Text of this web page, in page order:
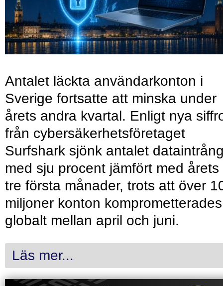
Antalet läckta användarkonton i
Sverige fortsatte att minska under
årets andra kvartal. Enligt nya
från cybersäkerhetsföretaget
Surfshark sjönk antalet
med sju procent jämfört med årets
tre första månader, trots att över
miljoner konton komprometterades
globalt mellan april och juni.
Läs mer...